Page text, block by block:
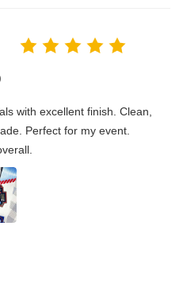
with excellent finish. Clean,
Perfect for my event.